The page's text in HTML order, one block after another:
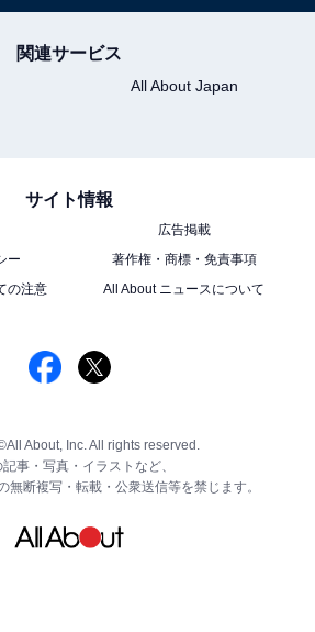
関連サービス
All About Japan
サイト情報
広告掲載
ー
著作権・商標・免責事項
の注意
All About ニュースについて
About, Inc. All rights reserved.
事・写真・イラストなど、
無断複写・転載・公衆送信等を禁じます。